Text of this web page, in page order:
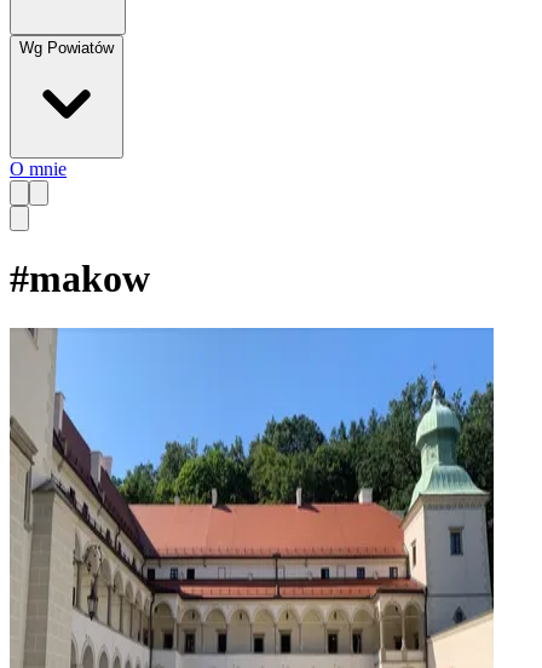
Wg Powiatów
O mnie
#makow